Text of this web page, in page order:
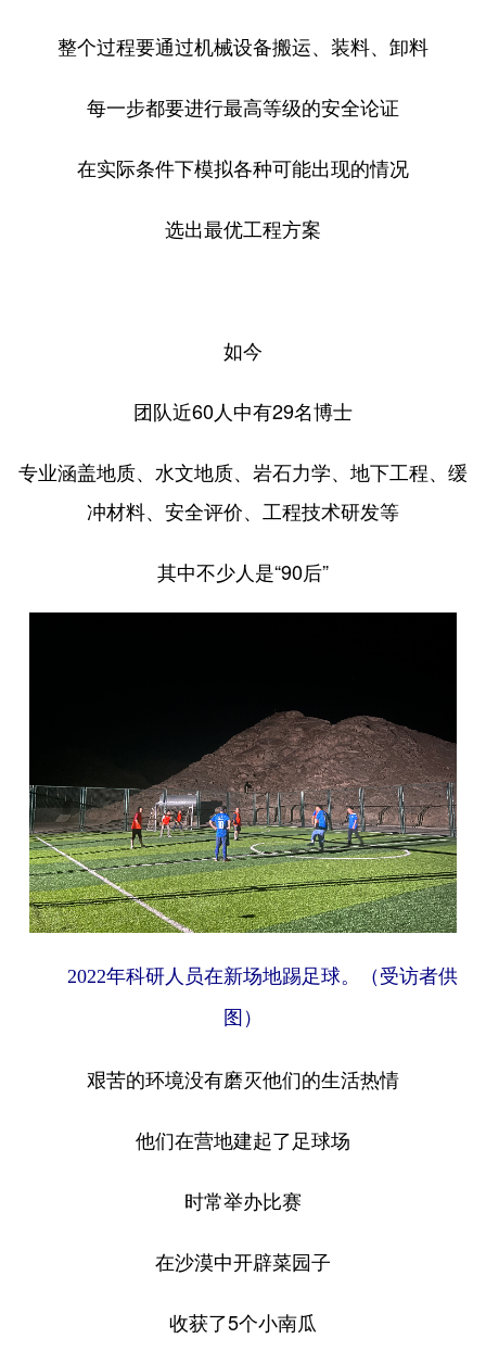
整个过程要通过机械设备搬运、装料、卸料
每一步都要进行最高等级的安全论证
在实际条件下模拟各种可能出现的情况
选出最优工程方案
如今
团队近60人中有29名博士
专业涵盖地质、水文地质、岩石力学、地下工程、缓
冲材料、安全评价、工程技术研发等
其中不少人是“90后”
2022年科研人员在新场地踢足球。（受访者供
图）
艰苦的环境没有磨灭他们的生活热情
他们在营地建起了足球场
时常举办比赛
在沙漠中开辟菜园子
收获了5个小南瓜